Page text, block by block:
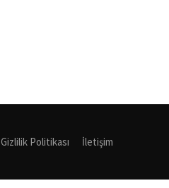
Gizlilik Politikası İletişim